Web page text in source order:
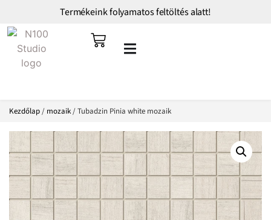
Termékeink folyamatos feltöltés alatt!
Kezdőlap/ mozaik/ Tubadzin Pinia white mozaik